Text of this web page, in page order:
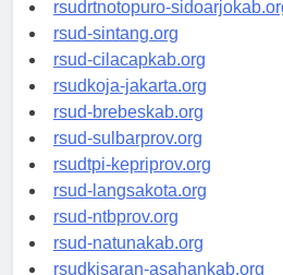
rsudrtnotopuro-sidoarjokab.org
rsud-sintang.org
rsud-cilacapkab.org
rsudkoja-jakarta.org
rsud-brebeskab.org
rsud-sulbarprov.org
rsudtpi-kepriprov.org
rsud-langsakota.org
rsud-ntbprov.org
rsud-natunakab.org